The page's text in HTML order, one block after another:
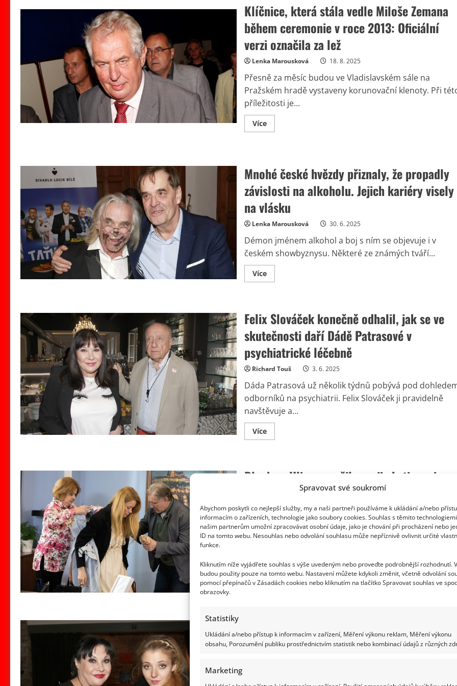
Spravovat své soukromí
Abychom poskytli co nejlepší služby, my a naši partneři používáme k ukládání a/nebo
informacím o zařízeních, technologie jako soubory cookies. Souhlas s těmito
našim partnerům umožní zpracovávat osobní údaje, jako je chování při procházení nebo
ID na tomto webu. Nesouhlas nebo odvolání souhlasu může nepříznivě ovlivnit určité
funkce.
Kliknutím níže vyjádřete souhlas s výše uvedeným nebo proveďte podrobnější rozhodnutí.
budou použity pouze na tomto webu. Nastavení můžete kdykoli změnit, včetně odvolání
pomocí přepínačů v Zásadách cookies nebo kliknutím na tlačítko Spravovat souhlas ve
obrazovky.
Statistiky
Ukládání a/nebo přístup k informacím v zařízení, Měření výkonu reklam, Měření výkonu
obsahu, Porozumění publiku prostřednictvím statistik nebo kombinací údajů z různých
Marketing
Klíčnice, která stála vedle Miloše Zemana
během ceremonie v roce 2013: Oficiální
verzi označila za lež
Lenka Marousková 18. 8. 2025
Přesně za měsíc budou ve Vladislavském sále na
Pražském hradě vystaveny korunovační klenoty. Při
příležitosti je...
VíceRead
more
Miloše
Zemana
během
ceremonie
v
roce
2013:
Oficiální
označila
za
lež
Mnohé české hvězdy přiznaly, že propadly
závislosti na alkoholu. Jejich kariéry visely
na vlásku
Lenka Marousková 30. 6. 2025
Démon jménem alkohol a boj s ním se objevuje i v
českém showbyznysu. Některé ze známých tváří...
VíceRead
more
přiznaly,
že
propadly
závislosti
na
alkoholu.
Jejich
kariéry
visely
na
vlásku
Felix Slováček konečně odhalil, jak se ve
skutečnosti daří Dádě Patrasové v
psychiatrické léčebně
Richard Touš 3. 6. 2025
Dáda Patrasová už několik týdnů pobývá pod
odborníků na psychiatrii. Felix Slováček ji pravidelně
navštěvuje a...
VíceRead
more
odhalil,
daří
Dádě
Patrasové
v
psychiatrické
Blanka z Ulice porušila svoji abstinenci.
Linda Rybová prozradila, proč jí natáčení
bylo nepříjemné
Richard Touš 25. 5. 2025
Blanka Vránová, postava ze seriálu Ulice, musela řešit
abstinence...
Read
porušila
svoji
abstinenci.
Dáda Patrasová si po ztrátě dcery Aničky
nevede vůbec dobře. Skončila na